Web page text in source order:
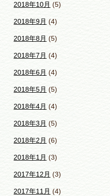
2018年10月 (5)
2018年9月 (4)
2018年8月 (5)
2018年7月 (4)
2018年6月 (4)
2018年5月 (5)
2018年4月 (4)
2018年3月 (5)
2018年2月 (6)
2018年1月 (3)
2017年12月 (3)
2017年11月 (4)